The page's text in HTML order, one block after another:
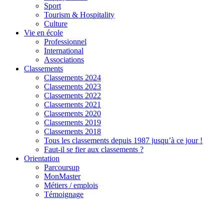
Sport
Tourism & Hospitality
Culture
Vie en école
Professionnel
International
Associations
Classements
Classements 2024
Classements 2023
Classements 2022
Classements 2021
Classements 2020
Classements 2019
Classements 2018
Tous les classements depuis 1987 jusqu’à ce jour !
Faut-il se fier aux classements ?
Orientation
Parcoursup
MonMaster
Métiers / emplois
Témoignage